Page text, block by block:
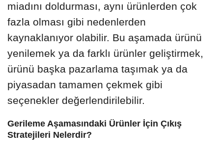
miadını doldurması, aynı ürünlerden çok
fazla olması gibi nedenlerden
kaynaklanıyor olabilir. Bu aşamada ürünü
yenilemek ya da farklı ürünler geliştirmek,
ürünü başka pazarlama taşımak ya da
piyasadan tamamen çekmek gibi
seçenekler değerlendirilebilir.
Gerileme Aşamasındaki Ürünler İçin Çıkış
Stratejileri Nelerdir?